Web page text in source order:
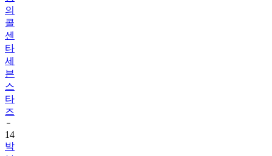
의
콜
센
타
세
븐
스
타
즈
14
박